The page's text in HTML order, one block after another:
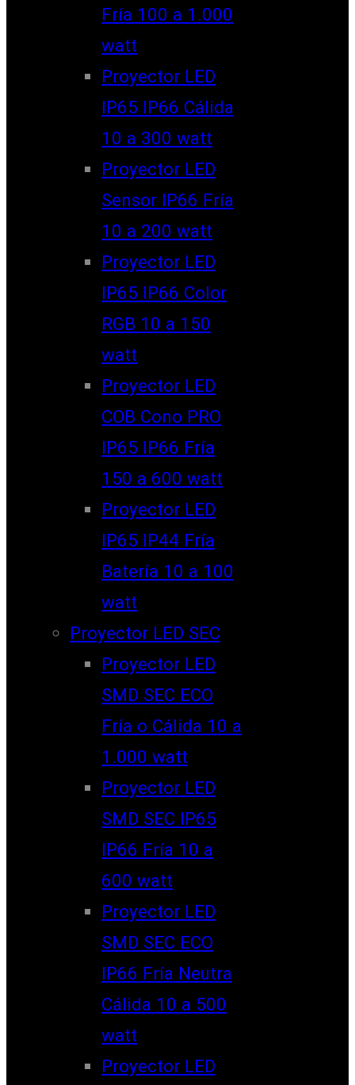
Fría 100 a 1.000
watt
Proyector LED
IP65 IP66 Cálida
10 a 300 watt
Proyector LED
Sensor IP66 Fría
10 a 200 watt
Proyector LED
IP65 IP66 Color
RGB 10 a 150
watt
Proyector LED
COB Cono PRO
IP65 IP66 Fría
150 a 600 watt
Proyector LED
IP65 IP44 Fría
Batería 10 a 100
watt
Proyector LED SEC
Proyector LED
SMD SEC ECO
Fría o Cálida 10 a
1.000 watt
Proyector LED
SMD SEC IP65
IP66 Fría 10 a
600 watt
Proyector LED
SMD SEC ECO
IP66 Fría Neutra
Cálida 10 a 500
watt
Proyector LED